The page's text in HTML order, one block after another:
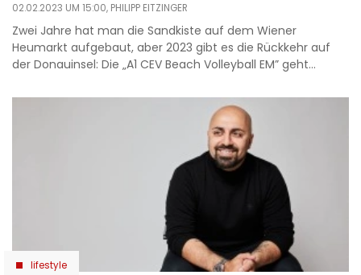
02.02.2023 UM 15:00, PHILIPP EITZINGER
Zwei Jahre hat man die Sandkiste auf dem Wiener
Heumarkt aufgebaut, aber 2023 gibt es die Rückkehr auf
der Donauinsel: Die „A1 CEV Beach Volleyball EM” geht…
lifestyle